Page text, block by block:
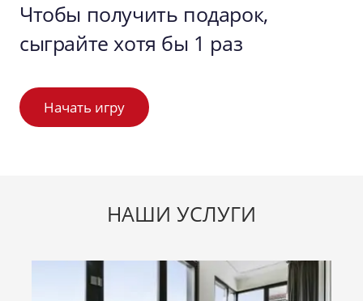
Чтобы получить подарок,
сыграйте хотя бы 1 раз
Начать игру
НАШИ УСЛУГИ